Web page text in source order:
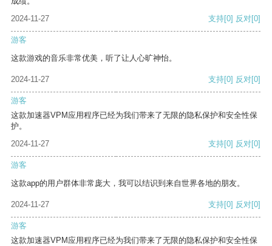
2024-11-27
支持[0] 反对[0]
游客
这款游戏的音乐非常优美，听了让人心旷神怡。
2024-11-27 支持[0] 反对[0]
游客
这款加速器VPM应用程序已经为我们带来了无限的隐私保护和安全性保
护。
2024-11-27
支持[0] 反对[0]
游客
这款app的用户群体非常庞大，我可以结识到来自世界各地的朋友。
2024-11-27 支持[0] 反对[0]
游客
这款加速器VPM应用程序已经为我们带来了无限的隐私保护和安全性保